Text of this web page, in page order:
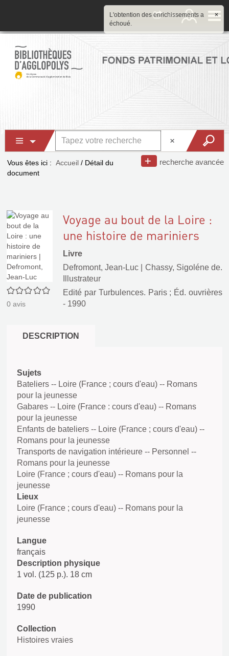
recherche avancée
Vous êtes ici : Accueil / Détail du
document
0/5
0 avis
Voyage au bout de la Loire :
une histoire de mariniers
Livre
Defromont, Jean-Luc
Chassy, Sigoléne de.
Illustrateur
Edité par Turbulences. Paris; Éd. ouvrières
- 1990
DESCRIPTION
Sujets
Bateliers -- Loire (France ; cours d'eau) -- Romans
pour la jeunesse
Gabares -- Loire (France : cours d'eau) -- Romans
pour la jeunesse
Enfants de bateliers -- Loire (France ; cours d'eau) --
Romans pour la jeunesse
Transports de navigation intérieure -- Personnel --
Romans pour la jeunesse
Loire (France ; cours d'eau) -- Romans pour la
jeunesse
Lieux
Loire (France ; cours d'eau) -- Romans pour la
jeunesse
Langue
français
Description physique
1 vol. (125 p.). 18 cm
Date de publication
1990
Collection
Histoires vraies
×
L'obtention des enrichissements a
échoué.